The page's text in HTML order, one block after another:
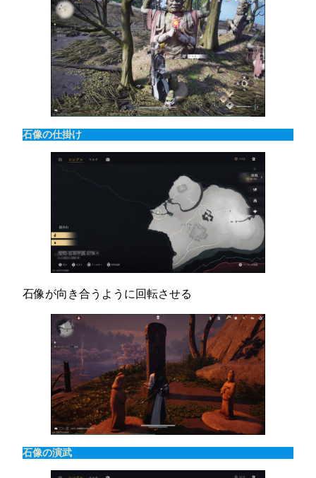
石像の仕掛け
石像が向き合うように回転させる
石像の演武